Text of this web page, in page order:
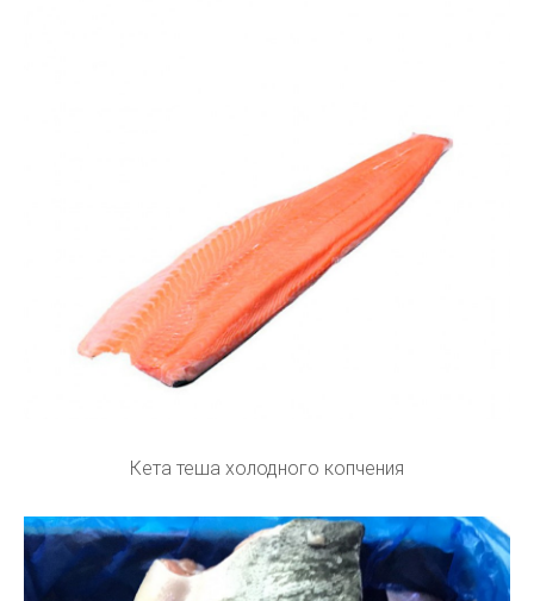
Кета теша холодного копчения